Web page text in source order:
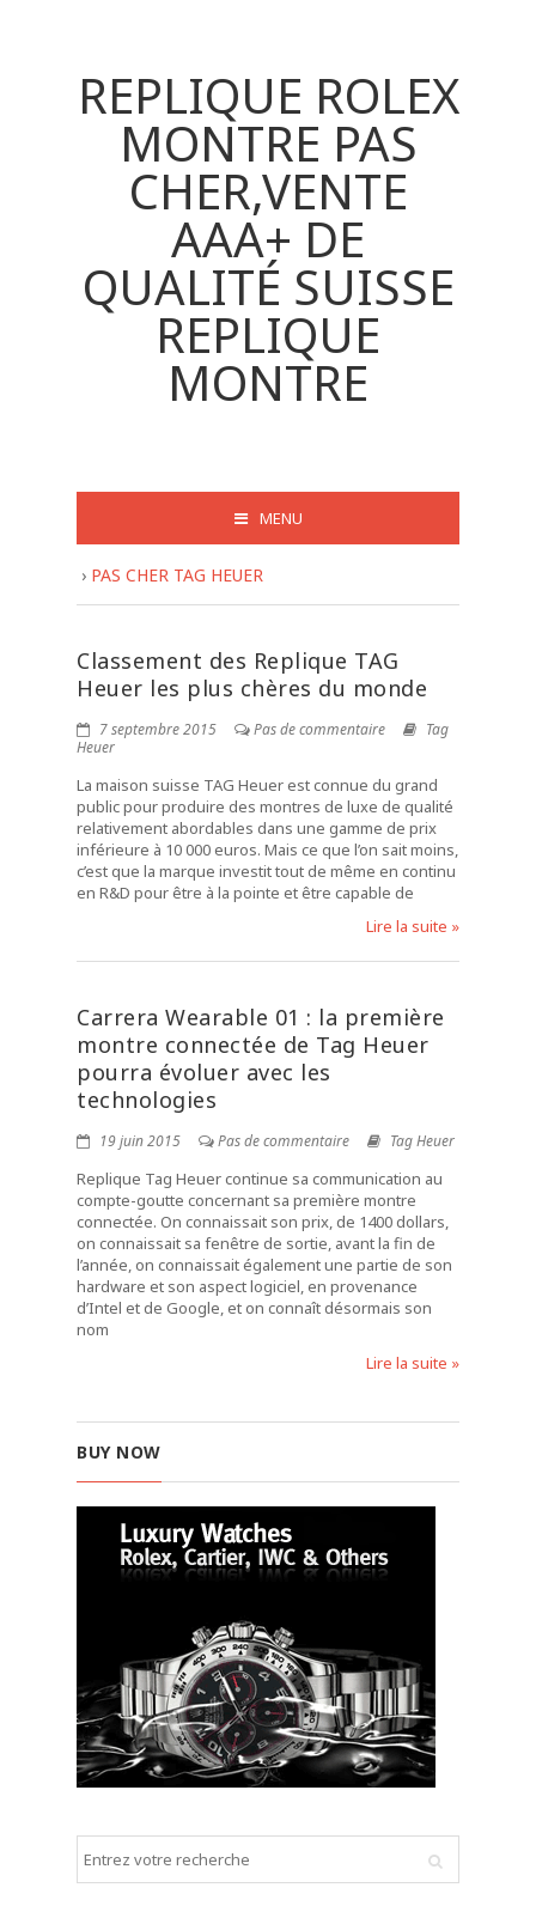
REPLIQUE ROLEX
MONTRE PAS
CHER,VENTE
AAA+ DE
QUALITÉ SUISSE
REPLIQUE
MONTRE
MENU
› PAS CHER TAG HEUER
Classement des Replique TAG
Heuer les plus chères du monde
7 septembre 2015 Pas de commentaire
Tag
Heuer
La maison suisse TAG Heuer est connue du grand
public pour produire des montres de luxe de qualité
relativement abordables dans une gamme de prix
inférieure à 10 000 euros. Mais ce que l’on sait moins,
c’est que la marque investit tout de même en continu
en R&D pour être à la pointe et être capable de
Lire la suite »
Carrera Wearable 01 : la première
montre connectée de Tag Heuer
pourra évoluer avec les
technologies
19 juin 2015 Pas de commentaire Tag Heuer
Replique Tag Heuer continue sa communication au
compte-goutte concernant sa première montre
connectée. On connaissait son prix, de 1400 dollars,
on connaissait sa fenêtre de sortie, avant la fin de
l’année, on connaissait également une partie de son
hardware et son aspect logiciel, en provenance
d’Intel et de Google, et on connaît désormais son
nom
Lire la suite »
BUY NOW